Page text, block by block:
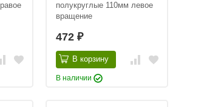
полукруглые 110мм левое
вращение
472 ₽
В корзину
В наличии